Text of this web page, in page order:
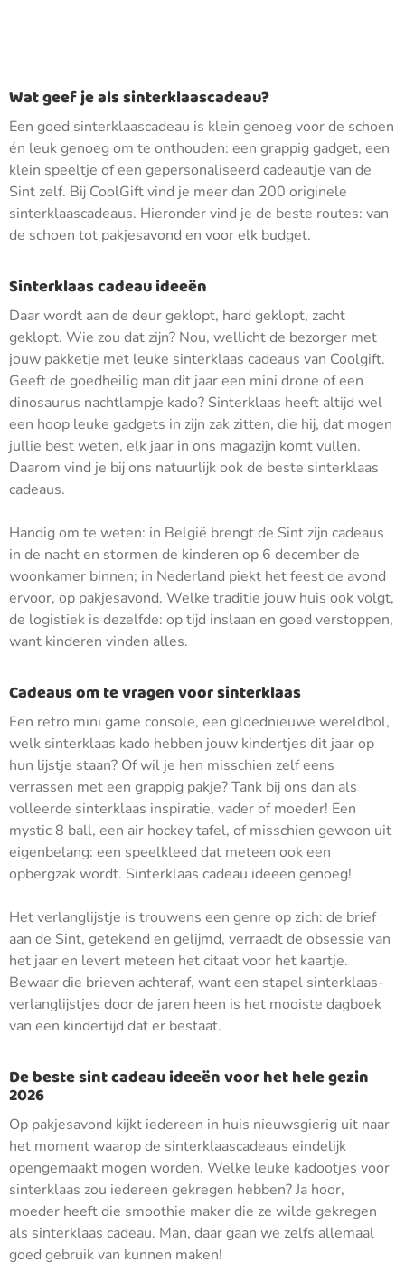
Wat geef je als sinterklaascadeau?
Een goed sinterklaascadeau is klein genoeg voor de schoen
én leuk genoeg om te onthouden: een grappig gadget, een
klein speeltje of een gepersonaliseerd cadeautje van de
Sint zelf. Bij CoolGift vind je meer dan 200 originele
sinterklaascadeaus. Hieronder vind je de beste routes: van
de schoen tot pakjesavond en voor elk budget.
Sinterklaas cadeau ideeën
Daar wordt aan de deur geklopt, hard geklopt, zacht
geklopt. Wie zou dat zijn? Nou, wellicht de bezorger met
jouw pakketje met leuke sinterklaas cadeaus van Coolgift.
Geeft de goedheilig man dit jaar een mini drone of een
dinosaurus nachtlampje kado? Sinterklaas heeft altijd wel
een hoop leuke gadgets in zijn zak zitten, die hij, dat mogen
jullie best weten, elk jaar in ons magazijn komt vullen.
Daarom vind je bij ons natuurlijk ook de beste sinterklaas
cadeaus.
Handig om te weten: in België brengt de Sint zijn cadeaus
in de nacht en stormen de kinderen op 6 december de
woonkamer binnen; in Nederland piekt het feest de avond
ervoor, op pakjesavond. Welke traditie jouw huis ook volgt,
de logistiek is dezelfde: op tijd inslaan en goed verstoppen,
want kinderen vinden alles.
Cadeaus om te vragen voor sinterklaas
Een retro mini game console, een gloednieuwe wereldbol,
welk sinterklaas kado hebben jouw kindertjes dit jaar op
hun lijstje staan? Of wil je hen misschien zelf eens
verrassen met een grappig pakje? Tank bij ons dan als
volleerde sinterklaas inspiratie, vader of moeder! Een
mystic 8 ball, een air hockey tafel, of misschien gewoon uit
eigenbelang: een speelkleed dat meteen ook een
opbergzak wordt. Sinterklaas cadeau ideeën genoeg!
Het verlanglijstje is trouwens een genre op zich: de brief
aan de Sint, getekend en gelijmd, verraadt de obsessie van
het jaar en levert meteen het citaat voor het kaartje.
Bewaar die brieven achteraf, want een stapel sinterklaas-
verlanglijstjes door de jaren heen is het mooiste dagboek
van een kindertijd dat er bestaat.
De beste sint cadeau ideeën voor het hele gezin
2026
Op pakjesavond kijkt iedereen in huis nieuwsgierig uit naar
het moment waarop de sinterklaascadeaus eindelijk
opengemaakt mogen worden. Welke leuke kadootjes voor
sinterklaas zou iedereen gekregen hebben? Ja hoor,
moeder heeft die smoothie maker die ze wilde gekregen
als sinterklaas cadeau. Man, daar gaan we zelfs allemaal
goed gebruik van kunnen maken!